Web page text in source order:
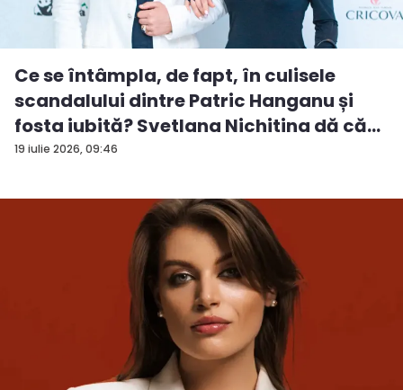
19 iulie 2026, 09:46
Ce se întâmpla, de fapt, în culisele
scandalului dintre Patric Hanganu și
fosta iubită? Svetlana Nichitina dă că...